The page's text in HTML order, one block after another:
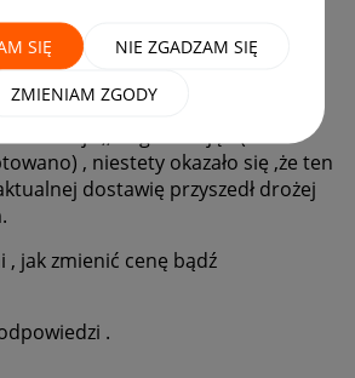
SIĘ NIE ZGADZAM SIĘ
ZMIENIAM ZGODY
do akcji ,,Mega okazję" (
, niestety okazało się ,że ten
dostawię przyszedł drożej
jak zmienić cenę bądź
.